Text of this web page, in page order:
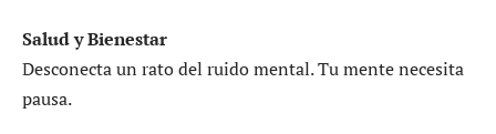
Salud y Bienestar
Desconecta un rato del ruido mental. Tu mente necesita
pausa.